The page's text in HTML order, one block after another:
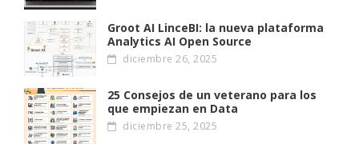
Groot AI LinceBI: la nueva plataforma
Analytics AI Open Source
diciembre 26, 2025
25 Consejos de un veterano para los
que empiezan en Data
diciembre 25, 2025